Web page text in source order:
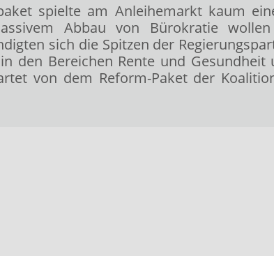
spielte am Anleihemarkt kaum
Abbau von Bürokratie
sich die Spitzen der
den Bereichen Rente und Gesundheit
von dem Reform-Paket der